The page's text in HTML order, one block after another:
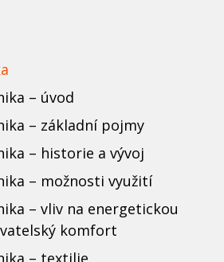
– úvod
– základní pojmy
– historie a vývoj
– možnosti využití
– vliv na energetickou
komfort
– textilie